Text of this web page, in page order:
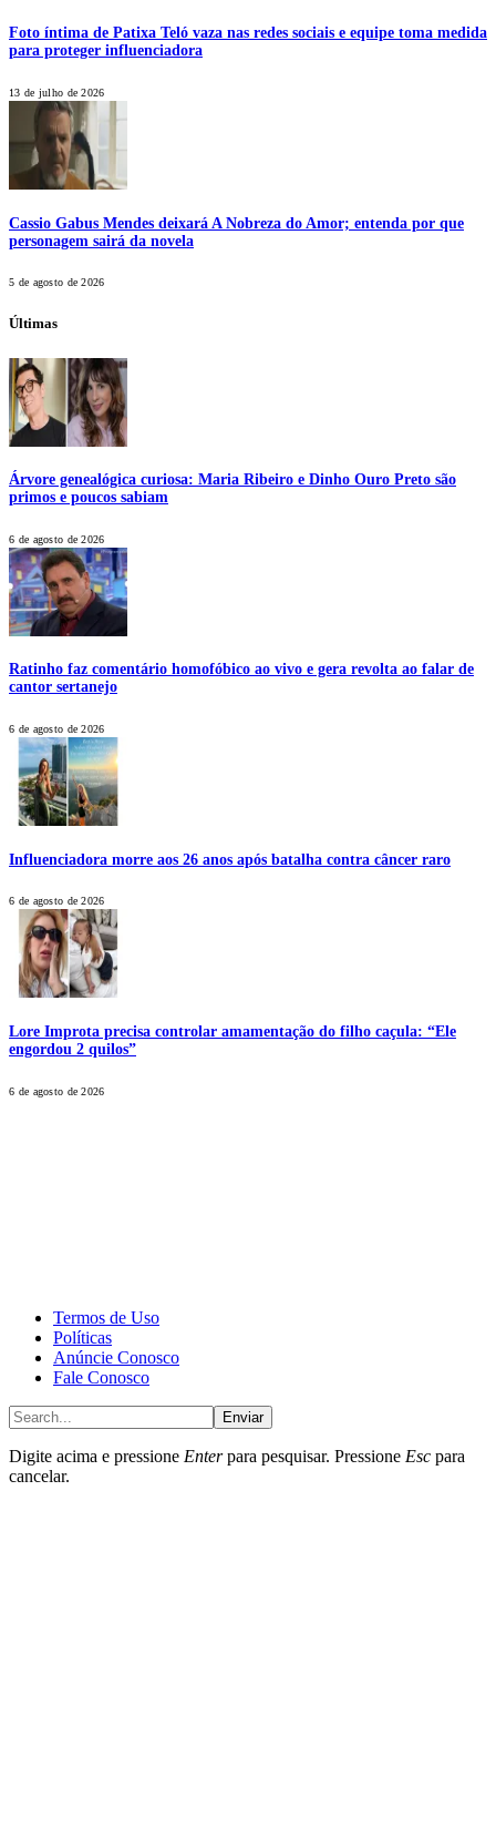
Foto íntima de Patixa Teló vaza nas redes sociais e equipe toma medida
para proteger influenciadora
13 de julho de 2026
Cassio Gabus Mendes deixará A Nobreza do Amor; entenda por que
personagem sairá da novela
5 de agosto de 2026
Últimas
Árvore genealógica curiosa: Maria Ribeiro e Dinho Ouro Preto são
primos e poucos sabiam
6 de agosto de 2026
Ratinho faz comentário homofóbico ao vivo e gera revolta ao falar de
cantor sertanejo
6 de agosto de 2026
Influenciadora morre aos 26 anos após batalha contra câncer raro
6 de agosto de 2026
Lore Improta precisa controlar amamentação do filho caçula: “Ele
engordou 2 quilos”
6 de agosto de 2026
Termos de Uso
Políticas
Anúncie Conosco
Fale Conosco
Enviar
Digite acima e pressione Enterpara pesquisar. Pressione Esc para
cancelar.